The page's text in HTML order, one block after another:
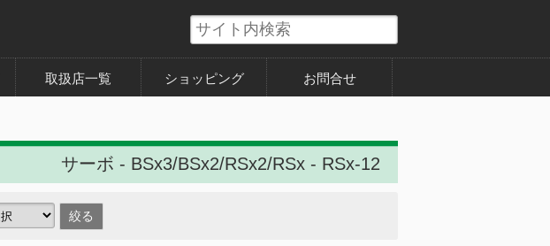
取扱店一覧 ショッピング お問合せ
サーボ - BSx3/BSx2/RSx2/RSx - RSx-12